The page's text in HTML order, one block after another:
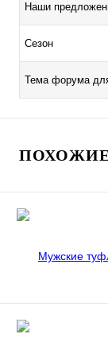
Наши
Сезон
Тема форума
ПОХОЖИЕ